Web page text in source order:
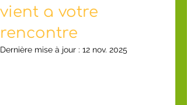
vient a votre
rencontre
Dernière mise à jour : 12 nov. 2025